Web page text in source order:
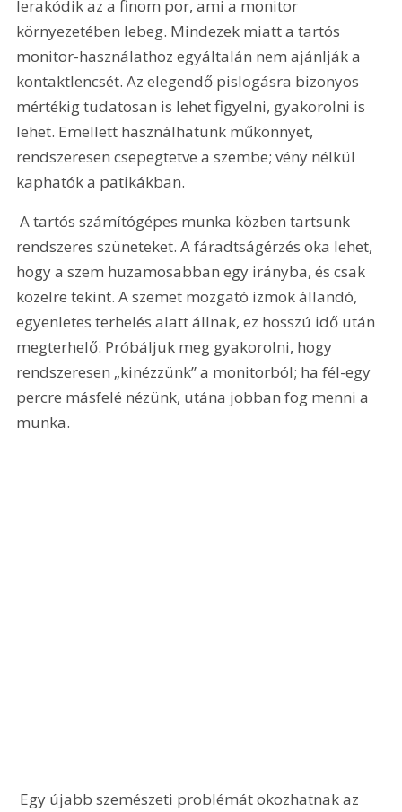
lerakódik az a finom por, ami a monitor
környezetében lebeg. Mindezek miatt a tartós
monitor-használathoz egyáltalán nem ajánlják a
kontaktlencsét. Az elegendő pislogásra bizonyos
mértékig tudatosan is lehet figyelni, gyakorolni is
lehet. Emellett használhatunk műkönnyet,
rendszeresen csepegtetve a szembe; vény nélkül
kaphatók a patikákban.
A tartós számítógépes munka közben tartsunk
rendszeres szüneteket. A fáradtságérzés oka lehet,
hogy a szem huzamosabban egy irányba, és csak
közelre tekint. A szemet mozgató izmok állandó,
egyenletes terhelés alatt állnak, ez hosszú idő után
megterhelő. Próbáljuk meg gyakorolni, hogy
rendszeresen „kinézzünk” a monitorból; ha fél-egy
percre másfelé nézünk, utána jobban fog menni a
munka.